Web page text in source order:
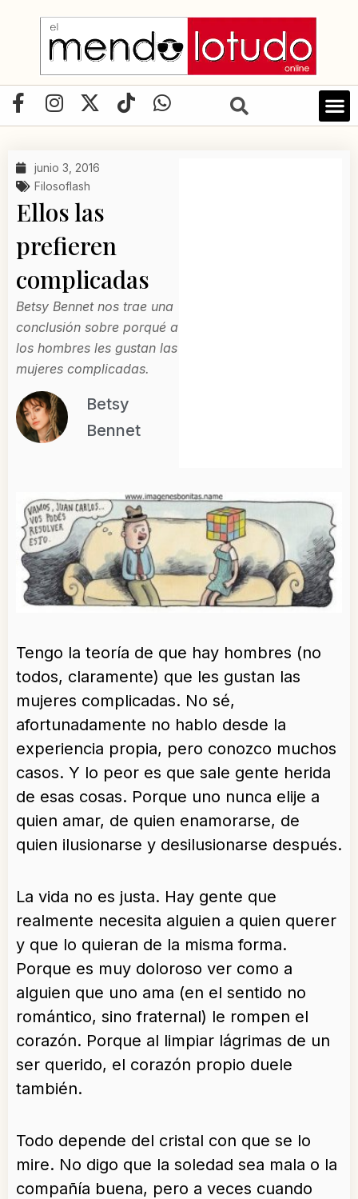
contenido
F
a
e
b
o
o
k
-
f
I
n
t
a
r
a
m
X
-
w
i
t
e
r
T
i
W
h
junio 3, 2016
Filosoflash
Ellos las
prefieren
complicadas
Betsy Bennet nos trae una
conclusión sobre porqué a
los hombres les gustan las
mujeres complicadas.
Betsy
Bennet
Tengo la teoría de que hay hombres (no
todos, claramente) que les gustan las
mujeres complicadas. No sé,
afortunadamente no hablo desde la
experiencia propia, pero conozco muchos
casos. Y lo peor es que sale gente herida
de esas cosas. Porque uno nunca elije a
quien amar, de quien enamorarse, de
quien ilusionarse y desilusionarse después.
La vida no es justa. Hay gente que
realmente necesita alguien a quien querer
y que lo quieran de la misma forma.
Porque es muy doloroso ver como a
alguien que uno ama (en el sentido no
romántico, sino fraternal) le rompen el
corazón. Porque al limpiar lágrimas de un
ser querido, el corazón propio duele
también.
Todo depende del cristal con que se lo
mire. No digo que la soledad sea mala o la
compañía buena, pero a veces cuando